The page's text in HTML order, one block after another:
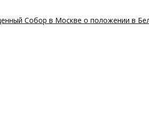
Собор в Москве о положении в